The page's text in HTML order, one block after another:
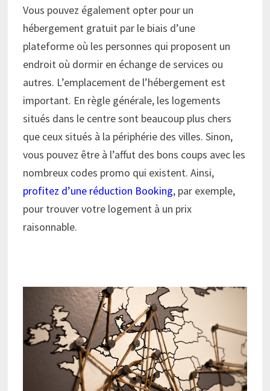
Vous pouvez également opter pour un
hébergement gratuit par le biais d’une
plateforme où les personnes qui proposent un
endroit où dormir en échange de services ou
autres. L’emplacement de l’hébergement est
important. En règle générale, les logements
situés dans le centre sont beaucoup plus chers
que ceux situés à la périphérie des villes. Sinon,
vous pouvez être à l’affut des bons coups avec les
nombreux codes promo qui existent. Ainsi,
profitez d’une réduction Booking, par exemple,
pour trouver votre logement à un prix
raisonnable.